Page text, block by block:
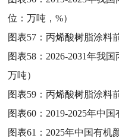
位：万吨，%）
图表57：丙烯酸树脂涂料
图表58： 2026-2031年我
万吨）
图表59：丙烯酸树脂涂料
图表60： 2019-2025年中
图表61： 2025年中国有机